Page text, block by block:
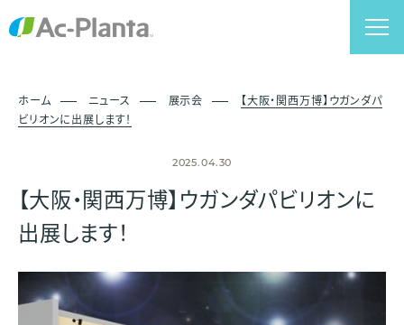
ホーム ニュース 展示会
【大阪・関西万博】ウガンダパ
ビリオンに出展します！
2025.04.30
【大阪・関西万博】ウガンダパビリオンに
出展します！